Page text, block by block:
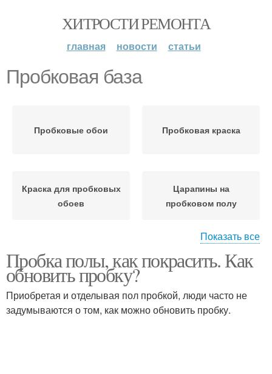
ХИТРОСТИ РЕМОНТА
главная новости статьи
Пробковая база
Пробковые обои Пробковая краска
Краска для пробковых
обоев
Царапины на
пробковом полу
Пробковое покрытие
Показать все
Пробка полы, как покрасить. Как
обновить пробку?
Приобретая и отделывая пол пробкой, люди часто не
задумываются о том, как можно обновить пробку.